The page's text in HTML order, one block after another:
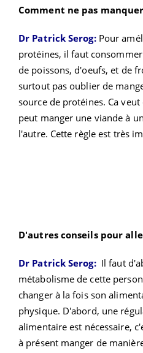
Comment ne pas
Dr Patrick Serog: Pour
protéines, il faut
de poissons, d'oeufs, et de
surtout pas oublier de
source de protéines. Ca
peut manger une viande à
l'autre. Cette règle est très
D'autres conseils pour
Dr Patrick Serog: Il faut
métabolisme de cette
changer à la fois son
physique. D'abord, une
alimentaire est nécessaire,
à présent manger de